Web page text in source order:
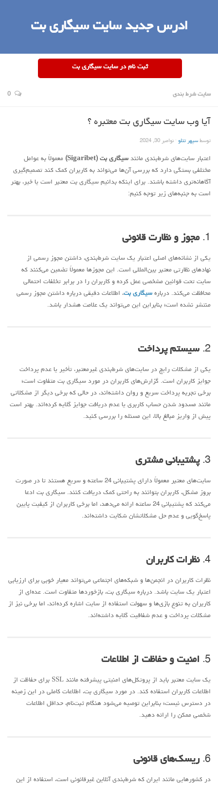
ادرس جدید سایت سیگاری بت
ثبت نام در سایت سیگاری بت
سایت شرط بندی 0
آیا وب سایت سیگاری بت معتبره ؟
توسط سپهر تتلو · نوامبر 30, 2024
اعتبار سایت‌های شرط‌بندی مانند سیگاری بت (Sigaribet)
معمولاً به عوامل
مختلفی بستگی دارد که بررسی آن‌ها می‌تواند به کاربران کمک کند تصمیم‌گیری
آگاهانه‌تری داشته باشند. برای اینکه بدانیم سیگاری بت معتبر است یا خیر، بهتر
است به جنبه‌های زیر توجه کنیم:
1. مجوز و نظارت قانونی
یکی از نشانه‌های اصلی اعتبار یک سایت شرط‌بندی، داشتن مجوز رسمی از
نهادهای نظارتی معتبر بین‌المللی است. این مجوزها معمولاً تضمین می‌کنند که
سایت تحت قوانین مشخصی عمل کرده و کاربران را در برابر تخلفات احتمالی
محافظت می‌کند. درباره سیگاری بت، اطلاعات دقیقی درباره داشتن مجوز رسمی
منتشر نشده است؛ بنابراین این می‌تواند یک علامت هشدار باشد.
2. سیستم پرداخت
یکی از مشکلات رایج در سایت‌های شرط‌بندی غیرمعتبر، تأخیر یا عدم پرداخت
جوایز کاربران است. گزارش‌های کاربران در مورد سیگاری بت متفاوت است؛
برخی تجربه پرداخت سریع و روان داشته‌اند، در حالی که برخی دیگر از مشکلاتی
مانند مسدود شدن حساب کاربری یا عدم دریافت جوایز گلایه کرده‌اند. بهتر است
پیش از واریز مبالغ بالا، این مسئله را بررسی کنید.
3. پشتیبانی مشتری
سایت‌های معتبر معمولاً دارای پشتیبانی 24 ساعته و سریع هستند تا در صورت
بروز مشکل، کاربران بتوانند به راحتی کمک دریافت کنند. سیگاری بت ادعا
می‌کند که پشتیبانی 24 ساعته ارائه می‌دهد، اما برخی کاربران از کیفیت پایین
پاسخ‌گویی و عدم حل مشکلاتشان شکایت داشته‌اند.
4. نظرات کاربران
نظرات کاربران در انجمن‌ها و شبکه‌های اجتماعی می‌تواند معیار خوبی برای ارزیابی
اعتبار یک سایت باشد. درباره سیگاری بت، بازخوردها متفاوت است. عده‌ای از
کاربران به تنوع بازی‌ها و سهولت استفاده از سایت اشاره کرده‌اند، اما برخی نیز از
مشکلات پرداخت و عدم شفافیت گلایه داشته‌اند.
5. امنیت و حفاظت از اطلاعات
یک سایت معتبر باید از پروتکل‌های امنیتی پیشرفته مانند SSL برای حفاظت از
اطلاعات کاربران استفاده کند. در مورد سیگاری بت، اطلاعات کاملی در این زمینه
در دسترس نیست؛ بنابراین توصیه می‌شود هنگام ثبت‌نام، حداقل اطلاعات
شخصی ممکن را ارائه دهید.
6. ریسک‌های قانونی
در کشورهایی مانند ایران که شرط‌بندی آنلاین غیرقانونی است، استفاده از این